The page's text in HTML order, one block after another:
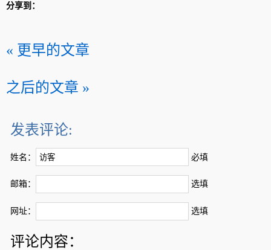
分享到：
« 更早的文章
之后的文章 »
发表评论:
姓名： 必填
邮箱： 选填
网址： 选填
评论内容：